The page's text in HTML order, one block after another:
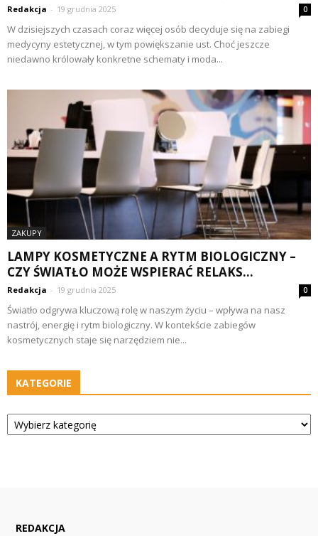
Redakcja - 19 grudnia 2025 0
W dzisiejszych czasach coraz więcej osób decyduje się na zabiegi
medycyny estetycznej, w tym powiększanie ust. Choć jeszcze
niedawno królowały konkretne schematy i moda...
ZAKUPY
LAMPY KOSMETYCZNE A RYTM BIOLOGICZNY –
CZY ŚWIATŁO MOŻE WSPIERAĆ RELAKS...
Redakcja - 19 grudnia 2025 0
Światło odgrywa kluczową rolę w naszym życiu – wpływa na nasz
nastrój, energię i rytm biologiczny. W kontekście zabiegów
kosmetycznych staje się narzędziem nie...
KATEGORIE
Kategorie
REDAKCJA